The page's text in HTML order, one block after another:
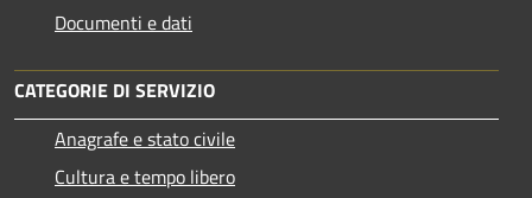
Documenti e dati
CATEGORIE DI SERVIZIO
Anagrafe e stato civile
Cultura e tempo libero